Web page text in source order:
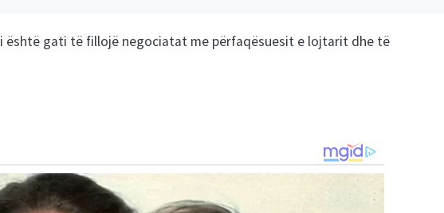
është gati të fillojë negociatat me përfaqësuesit e lojtarit dhe të